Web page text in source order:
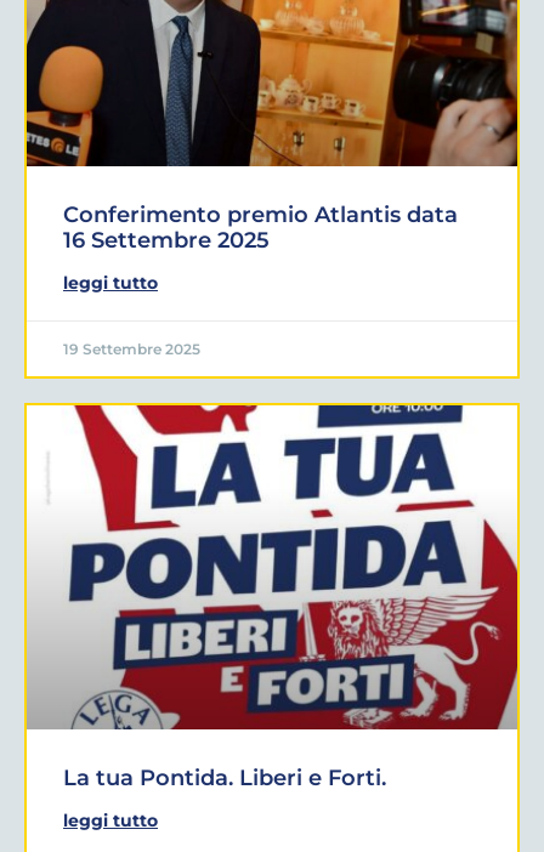
Conferimento premio Atlantis data
16 Settembre 2025
leggi tutto
19 Settembre 2025
La tua Pontida. Liberi e Forti.
leggi tutto